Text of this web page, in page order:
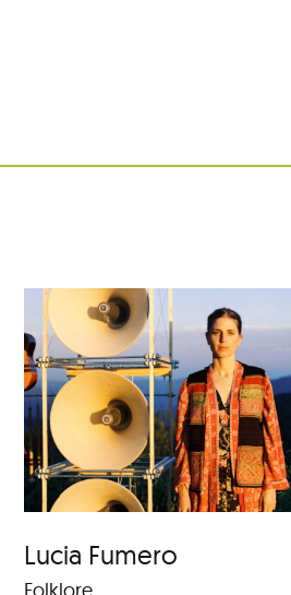
Lucia Fumero
Música al
Wuyts &